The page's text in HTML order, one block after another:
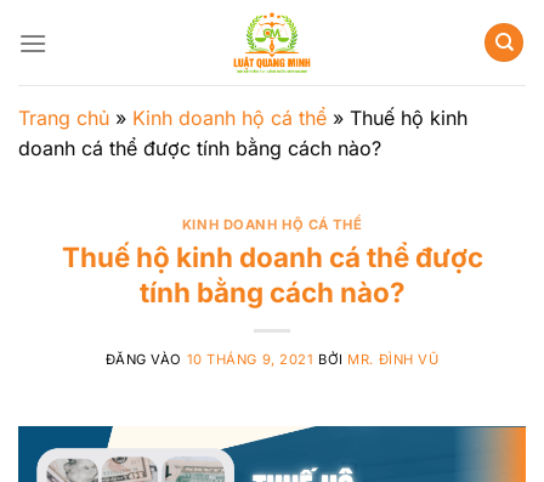
qua
dung
Trang chủ » Kinh doanh hộ cá thể » Thuế hộ kinh
doanh cá thể được tính bằng cách nào?
KINH DOANH HỘ CÁ THỂ
Thuế hộ kinh doanh cá thể được
tính bằng cách nào?
ĐĂNG VÀO 10 THÁNG 9, 2021 BỞI MR. ĐÌNH VŨ